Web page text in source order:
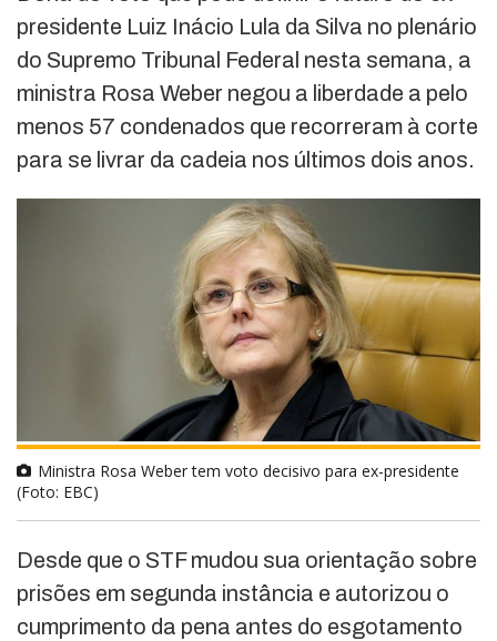
presidente Luiz Inácio Lula da Silva no plenário
do Supremo Tribunal Federal nesta semana, a
ministra Rosa Weber negou a liberdade a pelo
menos 57 condenados que recorreram à corte
para se livrar da cadeia nos últimos dois anos.
Ministra Rosa Weber tem voto decisivo para ex-presidente
(Foto: EBC)
Desde que o STF mudou sua orientação sobre
prisões em segunda instância e autorizou o
cumprimento da pena antes do esgotamento